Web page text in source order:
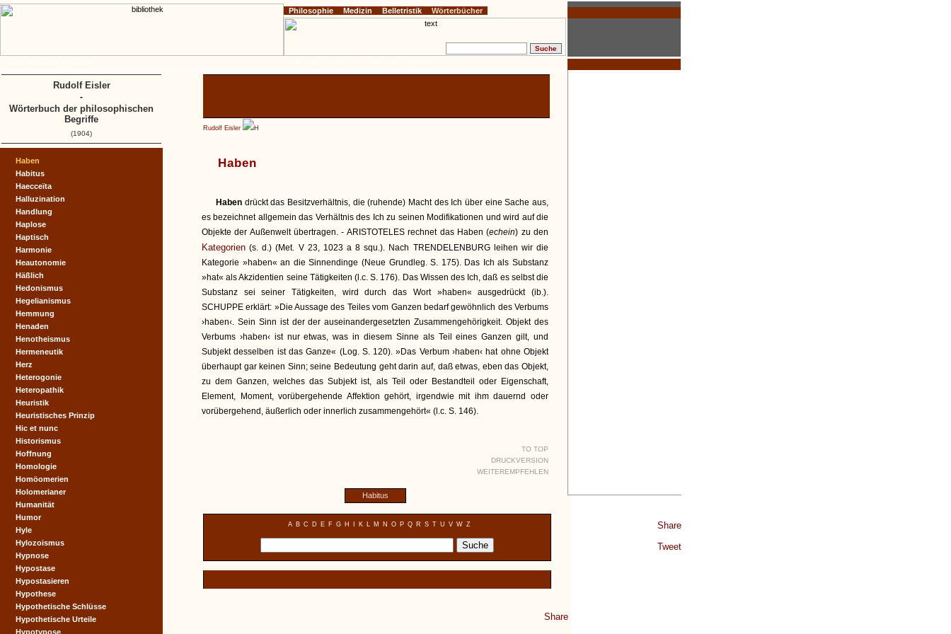
Share
Tweet
Rudolf Eisler H
Haben
Haben drückt das Besitzverhältnis, die (ruhende) Macht des Ich über eine Sache aus,
es bezeichnet allgemein das Verhältnis des Ich zu seinen Modifikationen und wird auf die
Objekte der Außenwelt übertragen. - ARISTOTELES rechnet das Haben (echein) zu den
Kategorien (s. d.) (Met. V 23, 1023 a 8 squ.). Nach TRENDELENBURG leihen wir die
Kategorie »haben« an die Sinnendinge (Neue Grundleg. S. 175). Das Ich als Substanz
»hat« als Akzidentien seine Tätigkeiten (l.c. S. 176). Das Wissen des Ich, daß es selbst die
Substanz sei seiner Tätigkeiten, wird durch das Wort »haben« ausgedrückt (ib.).
SCHUPPE erklärt: »Die Aussage des Teiles vom Ganzen bedarf gewöhnlich des Verbums
›haben‹. Sein Sinn ist der der auseinandergesetzten Zusammengehörigkeit. Objekt des
Verbums ›haben‹ ist nur etwas, was in diesem Sinne als Teil eines Ganzen gilt, und
Subjekt desselben ist das Ganze« (Log. S. 120). »Das Verbum ›haben‹ hat ohne Objekt
überhaupt gar keinen Sinn; seine Bedeutung geht darin auf, daß etwas, eben das Objekt,
zu dem Ganzen, welches das Subjekt ist, als Teil oder Bestandteil oder Eigenschaft,
Element, Moment, vorübergehende Affektion gehört, irgendwie mit ihm dauernd oder
vorübergehend, äußerlich oder innerlich zusammengehört« (l.c. S. 146).
TO TOP
DRUCKVERSION
WEITEREMPFEHLEN
Habitus
A B C D E F G H K L M N O P Q R S T U V W Z
Share
Haben
Habitus
Haecceïta
Halluzination
Handlung
Haplose
Haptisch
Harmonie
Heautonomie
Häßlich
Hedonismus
Hegelianismus
Hemmung
Henaden
Henotheismus
Hermeneutik
Herz
Heterogonie
Heteropathik
Heuristik
Heuristisches Prinzip
Hic et nunc
Historismus
Hoffnung
Homologie
Homöomerien
Holomerianer
Humanität
Humor
Hyle
Hylozoismus
Hypnose
Hypostase
Hypostasieren
Hypothese
Hypothetische Schlüsse
Hypothetische Urteile
Hypotypose
Philosophie Medizin Belletristik Wörterbücher
Rudolf Eisler
-
Wörterbuch der philosophischen
Begriffe
(1904)